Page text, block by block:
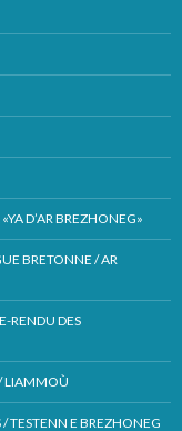
D’AR BREZHONEG»
BRETONNE / AR
RENDU DES
/ LIAMMOÙ
/ TESTENN E BREZHONEG